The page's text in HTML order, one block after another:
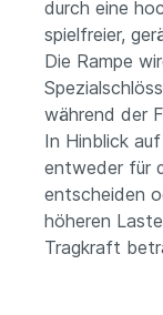
durch eine
spielfreier,
Die Rampe
während der
In Hinblick
entweder für
entscheiden
höheren
Tragkraft